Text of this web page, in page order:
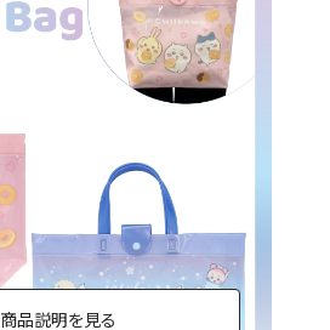
商品説明を見る